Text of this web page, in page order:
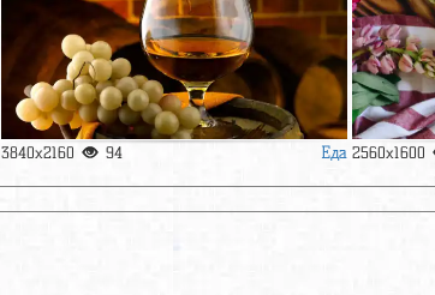
3840x2160 94 Еда 2560x1600